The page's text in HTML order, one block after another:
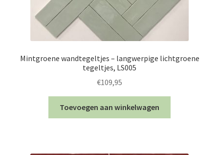
Mintgroene wandtegeltjes – langwerpige lichtgroene
tegeltjes, LS005
€109,95
Toevoegen aan winkelwagen